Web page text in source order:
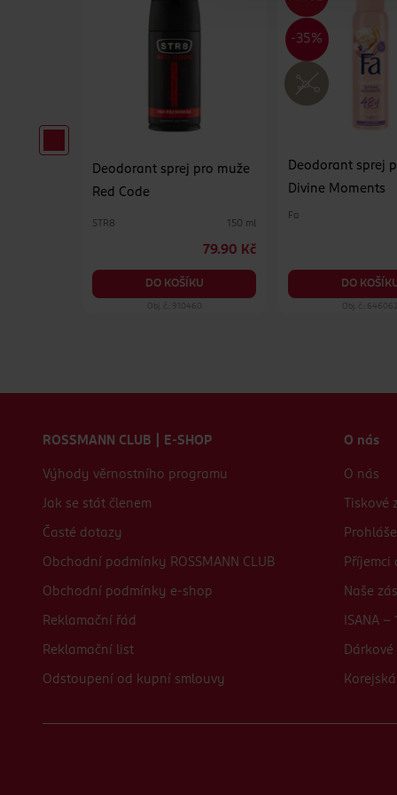
Deodorant sprej pro muže
Red Code
STR8 150 ml
79.90 Kč
DO KOŠÍKU
Obj. č.: 910460
Deodorant sprej
Divine Moments
Fa
DO
Obj. č.: 646062
ROSSMANN CLUB | E-SHOP
Výhody věrnostního programu
Jak se stát členem
Časté dotazy
Obchodní podmínky ROSSMANN CLUB
Obchodní podmínky e-shop
Reklamační řád
Reklamační list
Odstoupení od kupní smlouvy
O nás
O nás
Tiskové
Příjemci
Naše
ISANA